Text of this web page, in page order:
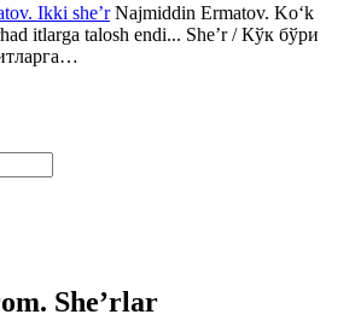
Ikki she’rNajmiddin Ermatov. Ko‘k
itlarga talosh endi... She’r / Кўк бўри
She’rlar